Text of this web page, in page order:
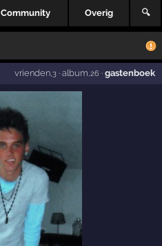
Community Overig 🔍
vrienden,3· album ,26 · gastenboek